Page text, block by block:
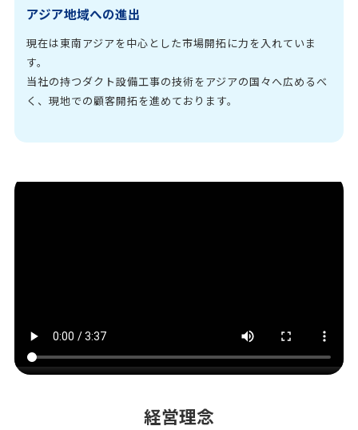
アジア地域への進出
現在は東南アジアを中心とした市場開拓に力を入れていま
す。
当社の持つダクト設備工事の技術をアジアの国々へ広めるべ
く、現地での顧客開拓を進めております。
経営理念